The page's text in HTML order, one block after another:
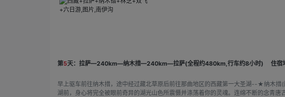
第5天：拉萨—240km—纳木措—240km—拉萨(全程约480km,行车约8小时) 住宿
早上驱车前往纳木措，途中经过藏北草原后前往那曲地区的西藏第一大圣湖--★纳木
湖前，身心将完全被眼前奇异的湖光山色所震慑并涤荡着你的灵魂。连绵不断的念青